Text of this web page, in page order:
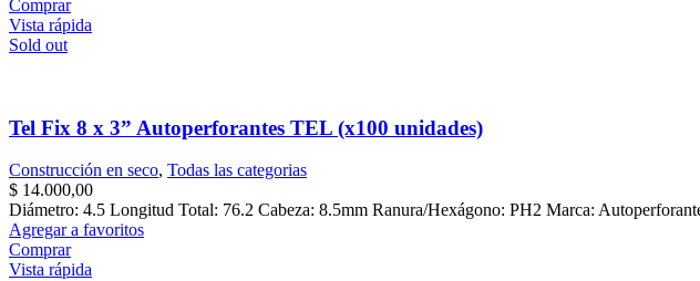
Comprar
Vista rápida
Sold out
Tel Fix 8 x 3” Autoperforantes TEL (x100 unidades)
Construcción en seco, Todas las categorias
$ 14.000,00
Diámetro: 4.5 Longitud Total: 76.2 Cabeza: 8.5mm Ranura/Hexágono: PH2 Marca:
Agregar a favoritos
Comprar
Vista rápida